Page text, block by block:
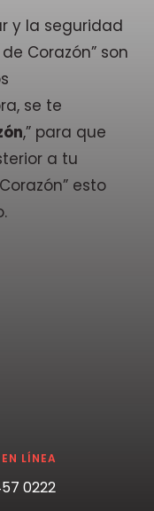
y la seguridad
Corazón” son
se te
,” para que
a tu
esto
LÍNEA
0222